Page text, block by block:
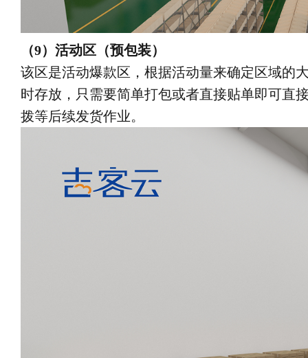
（9）活动区（预包装）
该区是活动爆款区，根据活动量来确定区域的
时存放，只需要简单打包或者直接贴单即可直
拨等后续发货作业。